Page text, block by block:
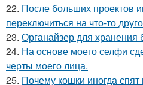
22. После больших проектов
переключиться на что-то
23. Органайзер для хранения
24. На основе моего селфи
черты моего лица.
25. Почему кошки иногда